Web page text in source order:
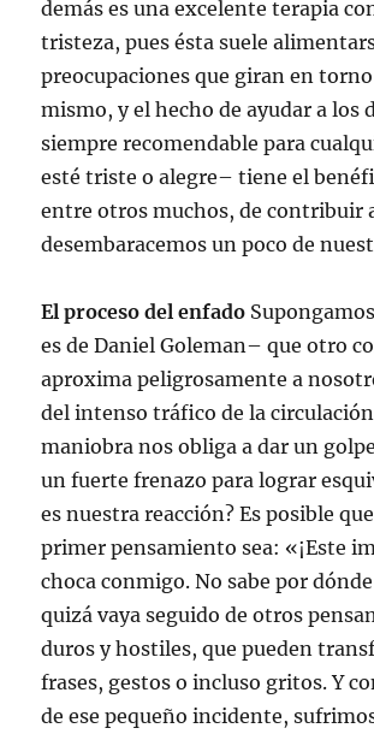
demás es una excelente terapia
tristeza, pues ésta suele
preocupaciones que giran en
mismo, y el hecho de ayudar a los
siempre recomendable para
esté triste o alegre– tiene el
entre otros muchos, de contribuir
desembaracemos un poco de
El proceso del enfado
es de Daniel Goleman– que otro
aproxima peligrosamente a
del intenso tráfico de la
maniobra nos obliga a dar un
un fuerte frenazo para lograr
es nuestra reacción? Es posible
primer pensamiento sea: «¡Este
choca conmigo. No sabe por
quizá vaya seguido de otros
duros y hostiles, que pueden
frases, gestos o incluso gritos. Y
de ese pequeño incidente,